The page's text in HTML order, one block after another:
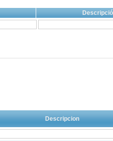
Descripcion